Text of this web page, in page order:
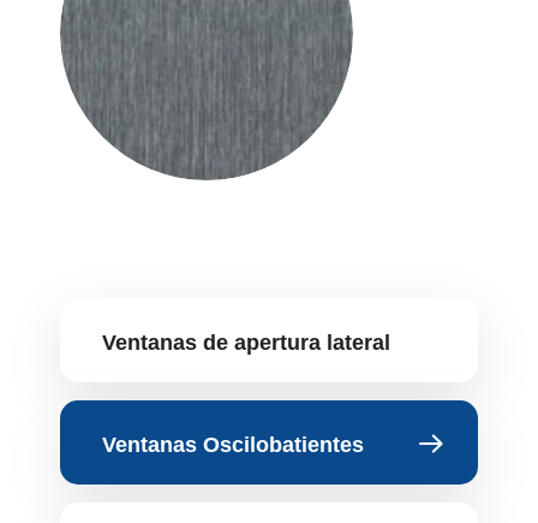
Ventanas de apertura lateral
Ventanas Oscilobatientes